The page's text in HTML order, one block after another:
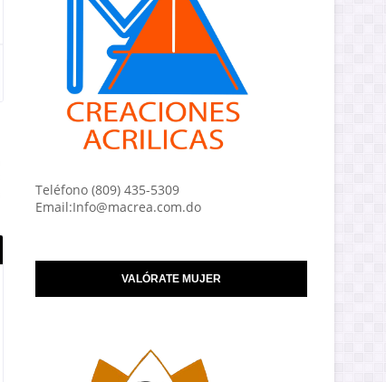
Teléfono (809) 435-5309
Email:Info@macrea.com.do
VALÓRATE MUJER